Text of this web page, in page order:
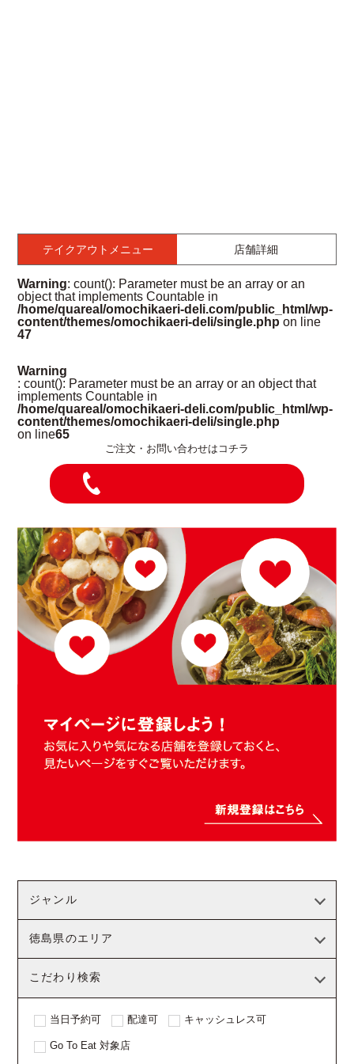
テイクアウトメニュー 店舗詳細
Warning: count(): Parameter must be an array or an
object that implements Countable in
/home/quareal/omochikaeri-deli.com/public_html/wp-
content/themes/omochikaeri-deli/single.php on line
47
Warning
: count(): Parameter must be an array or an object that
implements Countable in
/home/quareal/omochikaeri-deli.com/public_html/wp-
content/themes/omochikaeri-deli/single.php
on line65
ご注文・お問い合わせはコチラ
ジャンル
徳島県のエリア
こだわり検索
当日予約可 配達可 キャッシュレス可
Go To Eat 対象店